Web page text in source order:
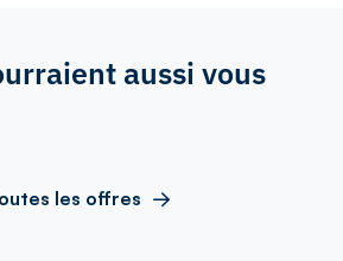
aussi vous
les offres